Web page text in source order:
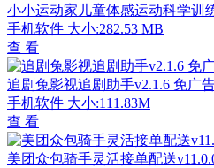
小小运动家儿童体感运动科学训
手机软件 大小:282.53 MB
查 看
追剧兔影视追剧助手v2.1.6 免广
手机软件 大小:111.83M
查 看
美团众包骑手灵活接单配送